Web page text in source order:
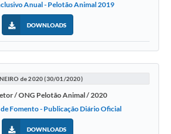
Anual - Pelotão Animal 2019
DOWNLOADS
de 2020 (30/01/2020)
/ ONG Pelotão Animal / 2020
Fomento - Publicação Diário Oficial
DOWNLOADS